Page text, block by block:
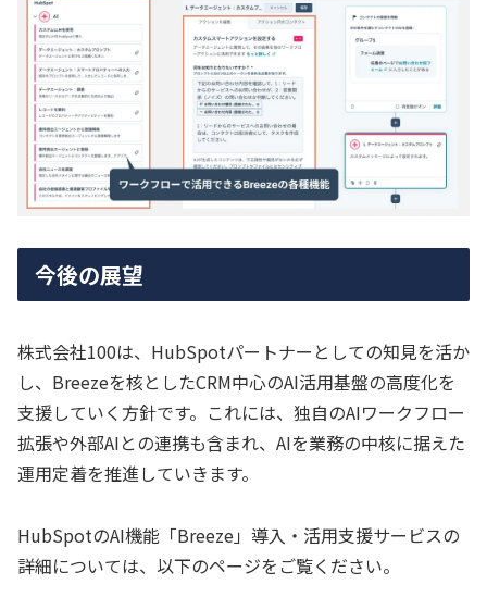
今後の展望
株式会社100は、HubSpotパートナーとしての知見を活か
し、Breezeを核としたCRM中心のAI活用基盤の高度化を
支援していく方針です。これには、独自のAIワークフロー
拡張や外部AIとの連携も含まれ、AIを業務の中核に据えた
運用定着を推進していきます。
HubSpotのAI機能「Breeze」導入・活用支援サービスの
詳細については、以下のページをご覧ください。